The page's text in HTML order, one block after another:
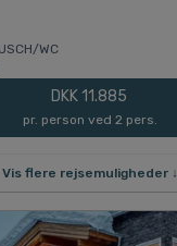
WC
DKK 11.885
pr. person ved 2 pers.
Vis flere rejsemuligheder ↓